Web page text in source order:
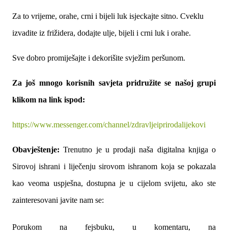
Za to vrijeme, orahe, crni i bijeli luk isjeckajte sitno. Cveklu
izvadite iz frižidera, dodajte ulje, bijeli i crni luk i orahe.
Sve dobro promiješajte i dekorišite svježim peršunom.
Za još mnogo korisnih savjeta pridružite se našoj grupi
klikom na link ispod:
https://www.messenger.com/channel/zdravljeiprirodalijekovi
Obavještenje: Trenutno je u prodaji naša digitalna knjiga o
Sirovoj ishrani i liječenju sirovom ishranom koja se pokazala
kao veoma uspješna, dostupna je u cijelom svijetu, ako ste
zainteresovani javite nam se:
Porukom na fejsbuku, u komentaru, na